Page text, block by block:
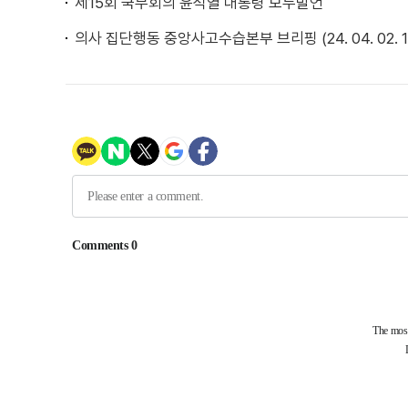
의사 집단행동 중앙사고수습본부 브리핑 (24. 04. 02.